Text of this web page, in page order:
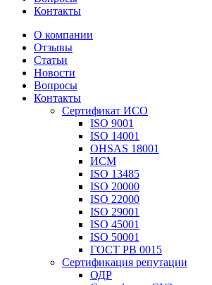
Контакты
О компании
Отзывы
Статьи
Новости
Вопросы
Контакты
Сертификат ИСО
ISO 9001
ISO 14001
OHSAS 18001
ИСМ
ISO 13485
ISO 20000
ISO 22000
ISO 29001
ISO 45001
ISO 50001
ГОСТ РВ 0015
Сертификация репутации
ОДР